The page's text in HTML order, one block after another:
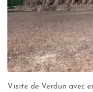
Visite de Verdun avec